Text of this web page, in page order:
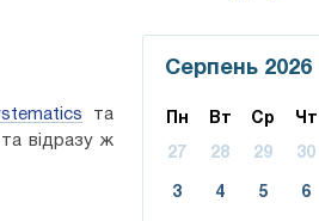
та
відразу ж
Серпень 2026
Пн Вт Ср Чт
27 28 29 30
3 4 5 6